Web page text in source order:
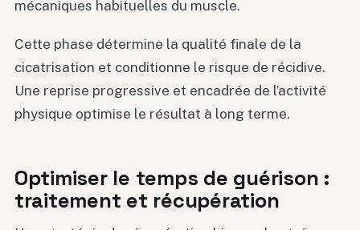
mécaniques habituelles du muscle.
Cette phase détermine la qualité finale de la
cicatrisation et conditionne le risque de récidive.
Une reprise progressive et encadrée de l’activité
physique optimise le résultat à long terme.
Optimiser le temps de guérison :
traitement et récupération